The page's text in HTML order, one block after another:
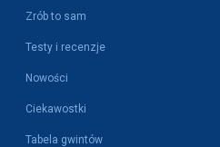
Zrób to sam
Testy i recenzje
Nowości
Ciekawostki
Tabela gwintów